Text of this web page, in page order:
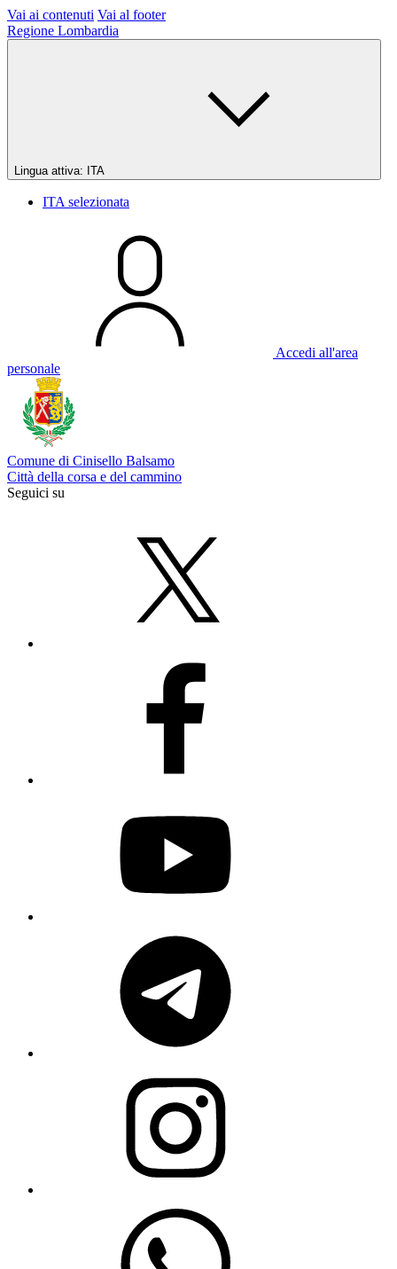
Vai ai contenuti Vai al footer
Regione Lombardia
Lingua attiva: ITA
ITA selezionata
Accedi all'area
personale
Comune di Cinisello Balsamo
Città della corsa e del cammino
Seguici su